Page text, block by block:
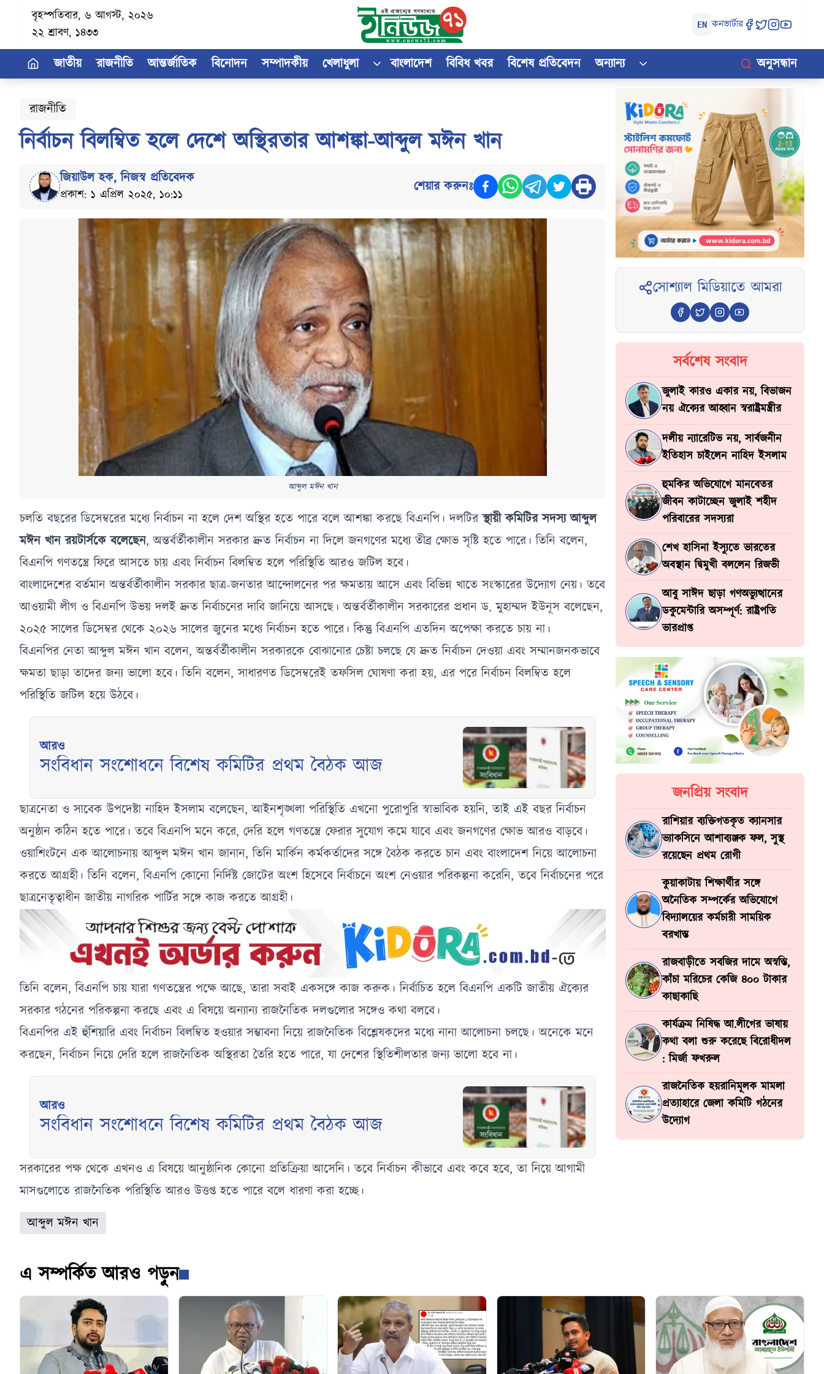
বৃহস্পতিবার, ৬ আগস্ট, ২০২৬
২২ শ্রাবণ, ১৪৩৩
EN কনভার্টার
জাতীয় রাজনীতি আন্তর্জাতিক বিনোদন সম্পাদকীয় খেলাধুলা বাংলাদেশ বিবিধ খবর বিশেষ প্রতিবেদন অন্যান্য অনুসন্ধান
রাজনীতি
নির্বাচন বিলম্বিত হলে দেশে অস্থিরতার আশঙ্কা-আব্দুল মঈন খান
জিয়াউল হক,নিজস্ব প্রতিবেদক
প্রকাশ: ১ এপ্রিল ২০২৫, ১০:১১ শেয়ার করুনঃ
আব্দুল মঈন খান
চলতি বছরের ডিসেম্বরের মধ্যে নির্বাচন না হলে দেশ অস্থির হতে পারে বলে আশঙ্কা করছে বিএনপি। দলটিরস্থায়ী কমিটির সদস্য আব্দুল
মঈন খান রয়টার্সকে বলেছেন, অন্তর্বর্তীকালীন সরকার দ্রুত নির্বাচন না দিলে জনগণের মধ্যে তীব্র ক্ষোভ সৃষ্টি হতে পারে। তিনি বলেন,
বিএনপি গণতন্ত্রে ফিরে আসতে চায় এবং নির্বাচন বিলম্বিত হলে পরিস্থিতি আরও জটিল হবে।
বাংলাদেশের বর্তমান অন্তর্বর্তীকালীন সরকার ছাত্র-জনতার আন্দোলনের পর ক্ষমতায় আসে এবং বিভিন্ন খাতে সংস্কারের উদ্যোগ নেয়। তবে
আওয়ামী লীগ ও বিএনপি উভয় দলই দ্রুত নির্বাচনের দাবি জানিয়ে আসছে। অন্তর্বর্তীকালীন সরকারের প্রধান ড. মুহাম্মদ ইউনূস বলেছেন,
২০২৫ সালের ডিসেম্বর থেকে ২০২৬ সালের জুনের মধ্যে নির্বাচন হতে পারে। কিন্তু বিএনপি এতদিন অপেক্ষা করতে চায় না।
বিএনপির নেতা আব্দুল মঈন খান বলেন, অন্তর্বর্তীকালীন সরকারকে বোঝানোর চেষ্টা চলছে যে দ্রুত নির্বাচন দেওয়া এবং সম্মানজনকভাবে
ক্ষমতা ছাড়া তাদের জন্য ভালো হবে। তিনি বলেন, সাধারণত ডিসেম্বরেই তফসিল ঘোষণা করা হয়, এর পরে নির্বাচন বিলম্বিত হলে
পরিস্থিতি জটিল হয়ে উঠবে।
আরও
সংবিধান সংশোধনে বিশেষ কমিটির প্রথম বৈঠক আজ
ছাত্রনেতা ও সাবেক উপদেষ্টা নাহিদ ইসলাম বলেছেন, আইনশৃঙ্খলা পরিস্থিতি এখনো পুরোপুরি স্বাভাবিক হয়নি, তাই এই বছর নির্বাচন
অনুষ্ঠান কঠিন হতে পারে। তবে বিএনপি মনে করে, দেরি হলে গণতন্ত্রে ফেরার সুযোগ কমে যাবে এবং জনগণের ক্ষোভ আরও বাড়বে।
ওয়াশিংটনে এক আলোচনায় আব্দুল মঈন খান জানান, তিনি মার্কিন কর্মকর্তাদের সঙ্গে বৈঠক করতে চান এবং বাংলাদেশ নিয়ে আলোচনা
করতে আগ্রহী। তিনি বলেন, বিএনপি কোনো নির্দিষ্ট জোটের অংশ হিসেবে নির্বাচনে অংশ নেওয়ার পরিকল্পনা করেনি, তবে নির্বাচনের পরে
ছাত্রনেতৃত্বাধীন জাতীয় নাগরিক পার্টির সঙ্গে কাজ করতে আগ্রহী।
তিনি বলেন, বিএনপি চায় যারা গণতন্ত্রের পক্ষে আছে, তারা সবাই একসঙ্গে কাজ করুক। নির্বাচিত হলে বিএনপি একটি জাতীয় ঐক্যের
সরকার গঠনের পরিকল্পনা করছে এবং এ বিষয়ে অন্যান্য রাজনৈতিক দলগুলোর সঙ্গেও কথা বলবে।
বিএনপির এই হুঁশিয়ারি এবং নির্বাচন বিলম্বিত হওয়ার সম্ভাবনা নিয়ে রাজনৈতিক বিশ্লেষকদের মধ্যে নানা আলোচনা চলছে। অনেকে মনে
করছেন, নির্বাচন নিয়ে দেরি হলে রাজনৈতিক অস্থিরতা তৈরি হতে পারে, যা দেশের স্থিতিশীলতার জন্য ভালো হবে না।
আরও
সংবিধান সংশোধনে বিশেষ কমিটির প্রথম বৈঠক আজ
সরকারের পক্ষ থেকে এখনও এ বিষয়ে আনুষ্ঠানিক কোনো প্রতিক্রিয়া আসেনি। তবে নির্বাচন কীভাবে এবং কবে হবে, তা নিয়ে আগামী
মাসগুলোতে রাজনৈতিক পরিস্থিতি আরও উত্তপ্ত হতে পারে বলে ধারণা করা হচ্ছে।
আব্দুল মঈন খান
সোশ্যাল মিডিয়াতে আমরা
সর্বশেষ সংবাদ
জুলাই কারও একার নয়, বিভাজন
নয় ঐক্যের আহ্বান স্বরাষ্ট্রমন্ত্রীর
দলীয় ন্যারেটিভ নয়, সার্বজনীন
ইতিহাস চাইলেন নাহিদ ইসলাম
হুমকির অভিযোগে মানবেতর
জীবন কাটাচ্ছেন জুলাই শহীদ
পরিবারের সদস্যরা
শেখ হাসিনা ইস্যুতে ভারতের
অবস্থান দ্বিমুখী বললেন রিজভী
আবু সাঈদ ছাড়া গণঅভ্যুত্থানের
ডকুমেন্টারি অসম্পূর্ণ: রাষ্ট্রপতি
ভারপ্রাপ্ত
জনপ্রিয় সংবাদ
রাশিয়ার ব্যক্তিগতকৃত ক্যানসার
ভ্যাকসিনে আশাব্যঞ্জক ফল, সুস্থ
রয়েছেন প্রথম রোগী
কুয়াকাটায় শিক্ষার্থীর সঙ্গে
অনৈতিক সম্পর্কের অভিযোগে
বিদ্যালয়ের কর্মচারী সাময়িক
বরখাস্ত
রাজবাড়ীতে সবজির দামে অস্বস্তি,
কাঁচা মরিচের কেজি ৪০০ টাকার
কাছাকাছি
কার্যক্রম নিষিদ্ধ আ.লীগের ভাষায়
কথা বলা শুরু করেছে বিরোধীদল
: মির্জা ফখরুল
রাজনৈতিক হয়রানিমূলক মামলা
প্রত্যাহারে জেলা কমিটি গঠনের
উদ্যোগ
এ সম্পর্কিত আরও পড়ুন